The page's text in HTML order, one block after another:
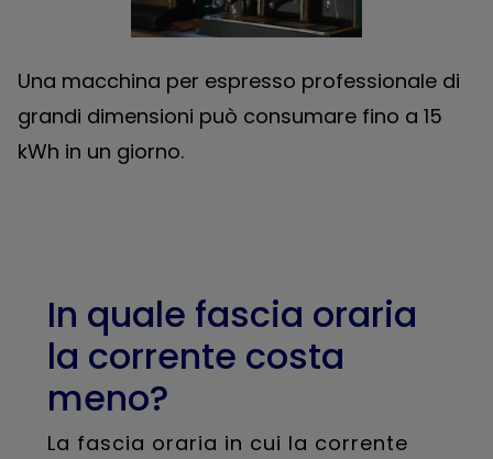
Una macchina per espresso professionale di
grandi dimensioni può consumare fino a 15
kWh in un giorno.
In quale fascia oraria
la corrente costa
meno?
La fascia oraria in cui la corrente